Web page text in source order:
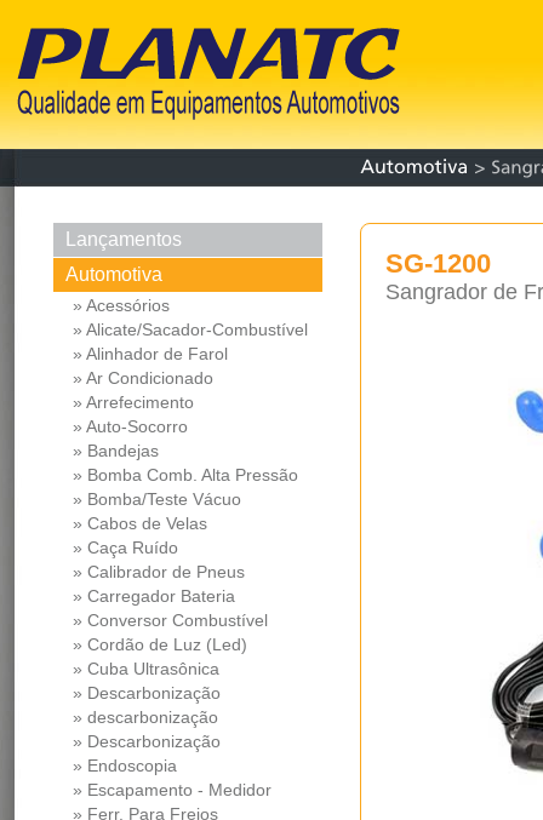
Lançamentos
Automotiva
» Acessórios
» Alicate/Sacador-Combustível
» Alinhador de Farol
» Ar Condicionado
» Arrefecimento
» Auto-Socorro
» Bandejas
» Bomba Comb. Alta Pressão
» Bomba/Teste Vácuo
» Cabos de Velas
» Caça Ruído
» Calibrador de Pneus
» Carregador Bateria
» Conversor Combustível
» Cordão de Luz (Led)
» Cuba Ultrasônica
» Descarbonização
» descarbonização
» Descarbonização
» Endoscopia
» Escapamento - Medidor
Pressao Diferencial
» Ferr. Para Freios
SG-1200
Sangrador de